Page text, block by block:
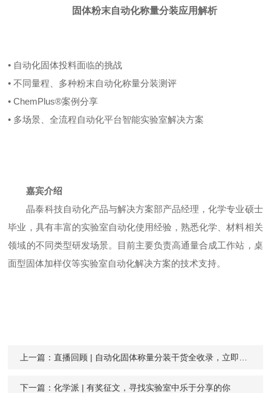
固体粉末自动化称量分装应用解析
• 自动化固体投料面临的挑战
• 不同量程、多种粉末自动化称量分装测评
• ChemPlus®案例分享
• 多场景、全流程自动化平台智能实验室解决方案
嘉宾介绍
晶泰科技自动化产品与解决方案部产品经理，化学专业硕士
毕业， 具有丰富的实验室自动化使用经验，熟悉化学、材料相关
领域的不同类型研发场景。
目前主要负责高通量合成工作站，桌
面型固体加样仪等实验室自动化解决方案的技术支持。
上一篇：直播回顾 | 自动化固体称量分装干货全收录，立即获取！
下一篇：化学派 | 有奖征文，寻找实验室中乐于分享的你